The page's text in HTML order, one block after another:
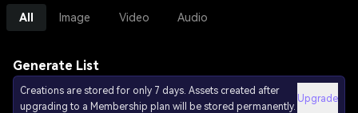
All Image Video Audio
Generate List
Creations are stored for only 7 days. Assets created after
upgrading to a Membership plan will be stored permanently.
Upgrade